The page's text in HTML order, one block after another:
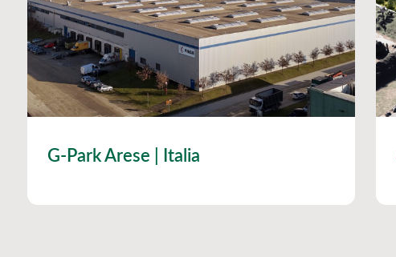
G-Park Arese | Italia